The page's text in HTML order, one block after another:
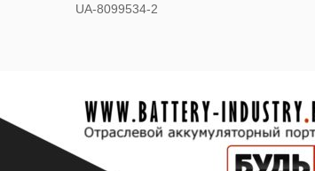
UA-8099534-2